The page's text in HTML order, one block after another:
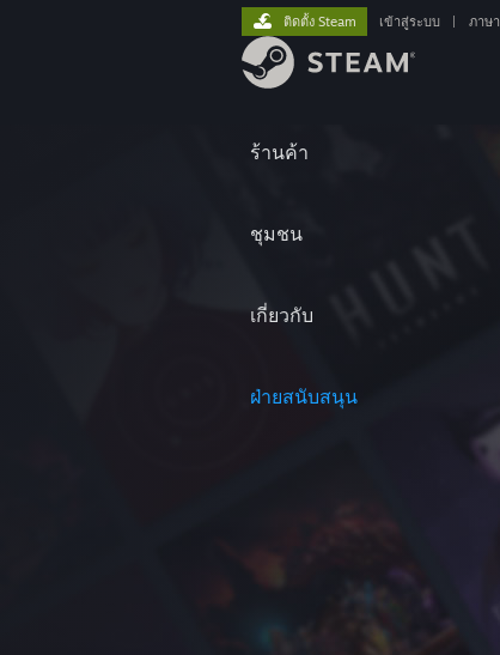
ร้านค้า
ชุมชน
เกี่ยวกับ
ฝ่ายสนับสนุน
ติดตั้ง Steam เข้าสู่ระบบ ภาษา